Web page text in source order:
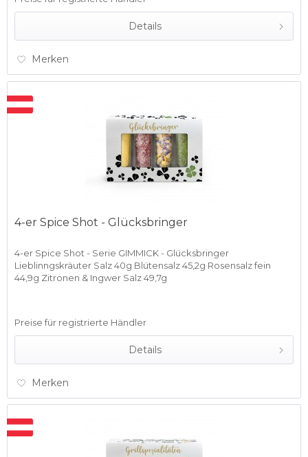
Details
Merken
4-er Spice Shot - Glücksbringer
4-er Spice Shot - Serie GIMMICK - Glücksbringer
Lieblinngskräuter Salz 40g Blütensalz 45,2g Rosensalz fein
44,9g Zitronen & Ingwer Salz 49,7g
Preise für registrierte Händler
Details
Merken